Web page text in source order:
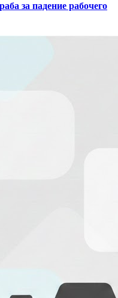
за падение рабочего